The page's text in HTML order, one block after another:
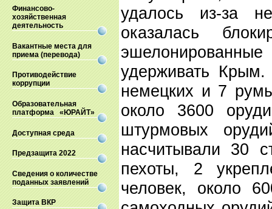
Финансово-
хозяйственная
деятельность
Вакантные места для
приема (перевода)
Противодействие
коррупции
Образовательная
платформа «ЮРАЙТ»
Доступная среда
Предзащита 2022
Сведения о количестве
поданных заявлений
Защита ВКР
удалось из-за
оказалась
удерживать
немецких и 7
около 3600
штурмовых
насчитывали 30
пехоты, 2
человек, около